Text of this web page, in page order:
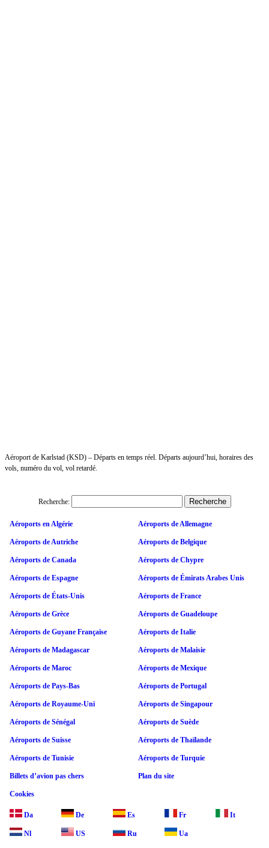
Aéroport de Karlstad (KSD) – Départs en temps réel. Départs aujourd’hui, horaires des
vols, numéro du vol, vol retardé.
Recherche:
Aéroports en Algérie Aéroports de Allemagne
Aéroports de Autriche Aéroports de Belgique
Aéroports de Canada Aéroports de Chypre
Aéroports de Espagne Aéroports de Émirats Arabes Unis
Aéroports de États-Unis Aéroports de France
Aéroports de Grèce Aéroports de Guadeloupe
Aéroports de Guyane Française Aéroports de Italie
Aéroports de Madagascar Aéroports de Malaisie
Aéroports de Maroc Aéroports de Mexique
Aéroports de Pays-Bas Aéroports de Portugal
Aéroports de Royaume-Uni Aéroports de Singapour
Aéroports de Sénégal Aéroports de Suède
Aéroports de Suisse Aéroports de Thaïlande
Aéroports de Tunisie Aéroports de Turquie
Billets d’avion pas chers Plan du site
Cookies
Da De Es Fr It
Nl US Ru Ua